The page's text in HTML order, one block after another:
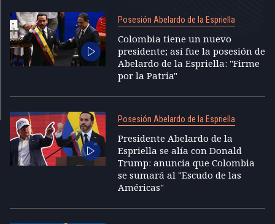
Posesión Abelardo de la Espriella
Colombia tiene un nuevo
presidente; así fue la posesión de
Abelardo de la Espriella: "Firme
por la Patria"
Posesión Abelardo de la Espriella
Presidente Abelardo de la
Espriella se alía con Donald
Trump: anuncia que Colombia
se sumará al "Escudo de las
Américas"